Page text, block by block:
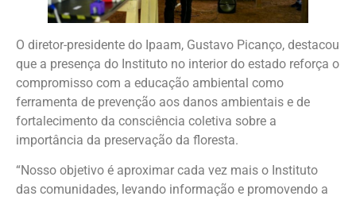
O diretor-presidente do Ipaam, Gustavo Picanço, destacou
que a presença do Instituto no interior do estado reforça o
compromisso com a educação ambiental como
ferramenta de prevenção aos danos ambientais e de
fortalecimento da consciência coletiva sobre a
importância da preservação da floresta.
“Nosso objetivo é aproximar cada vez mais o Instituto
das comunidades, levando informação e promovendo a